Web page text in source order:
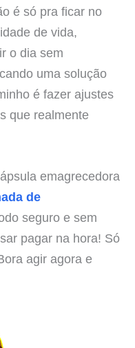
é só pra ficar no
de vida,
o dia sem
uma solução
é fazer ajustes
que realmente
emagrecedora
de
seguro e sem
pagar na hora! Só
agir agora e